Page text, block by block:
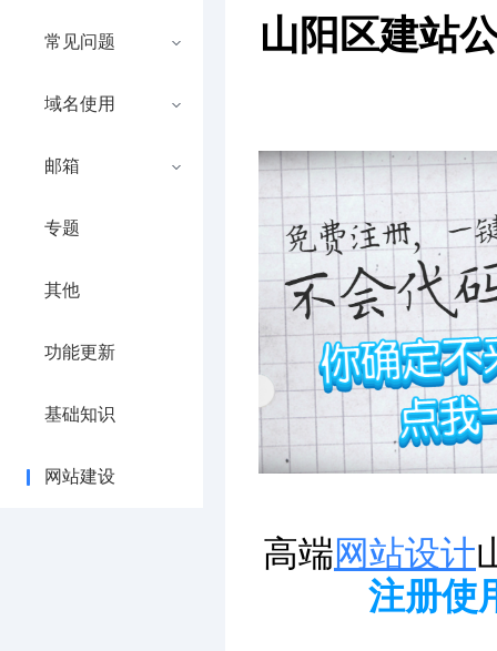
常见问题
域名使用
邮箱
专题
其他
功能更新
基础知识
网站建设
山阳区建站
高端网站设计
注册使